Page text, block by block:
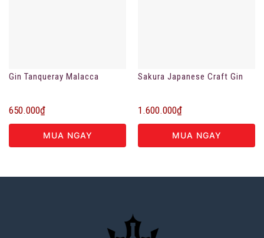
Gin Tanqueray Malacca
650.000₫
MUA NGAY
Sakura Japanese Craft Gin
1.600.000₫
MUA NGAY